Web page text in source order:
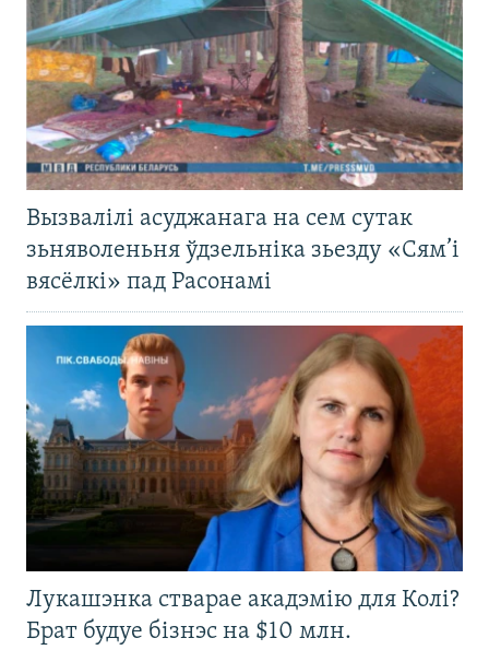
Вызвалілі асуджанага на сем сутак
зьняволеньня ўдзельніка зьезду «Сям’і
вясёлкі» пад Расонамі
Лукашэнка стварае акадэмію для Колі?
Брат будуе бізнэс на $10 млн.